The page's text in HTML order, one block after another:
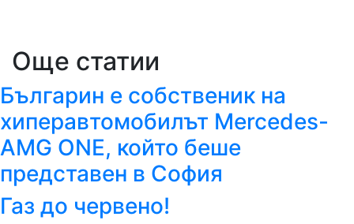
Още статии
Българин е собственик на
хиперавтомобилът Mercedes-
AMG ONE, който беше
представен в София
Газ до червено!